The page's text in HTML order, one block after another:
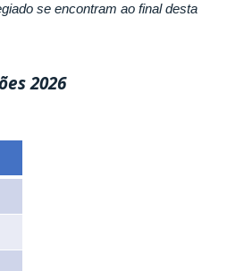
se encontram ao final desta
2026